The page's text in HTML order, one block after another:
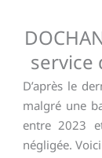
service
D’après le
malgré une
entre 2023
négligée.